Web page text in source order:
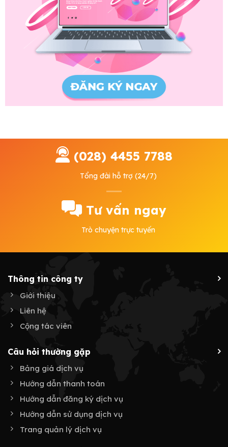
(028) 4455 7788
Tổng đài hỗ trợ (24/7)
Tư vấn ngay
Trò chuyện trực tuyến
Thông tin công ty
Giới thiệu
Liên hệ
Cộng tác viên
Câu hỏi thường gặp
Bảng giá dịch vụ
Hướng dẫn thanh toán
Hướng dẫn đăng ký dịch vụ
Hướng dẫn sử dụng dịch vụ
Trang quản lý dịch vụ